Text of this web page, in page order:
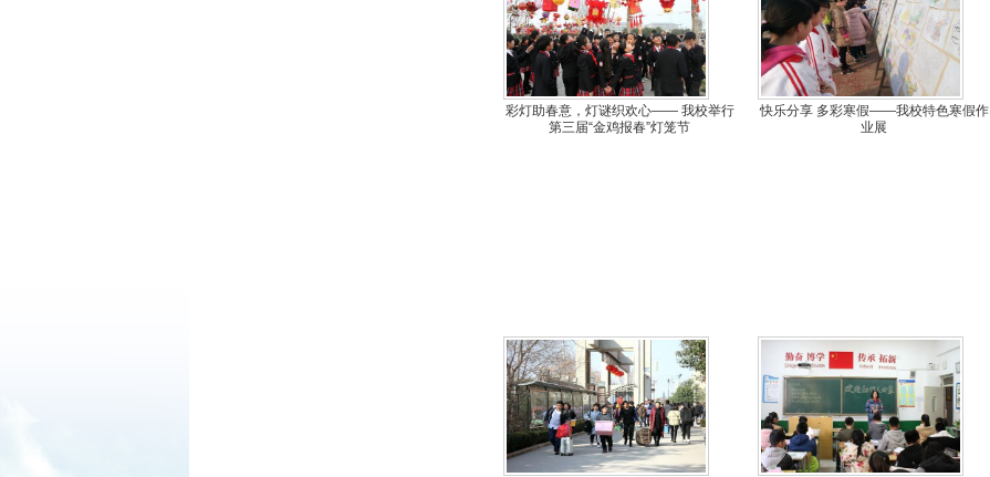
彩灯助春意，灯谜织欢心—— 我校举行
第三届“金鸡报春”灯笼节
快乐分享 多彩寒假——我校特色寒假作
业展